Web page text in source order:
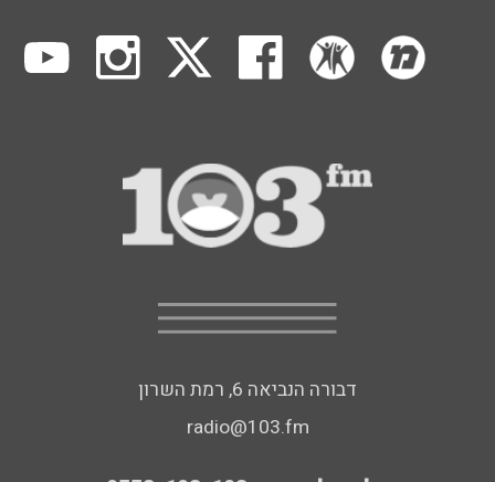
דבורה הנביאה 6, רמת השרון
radio@103.fm